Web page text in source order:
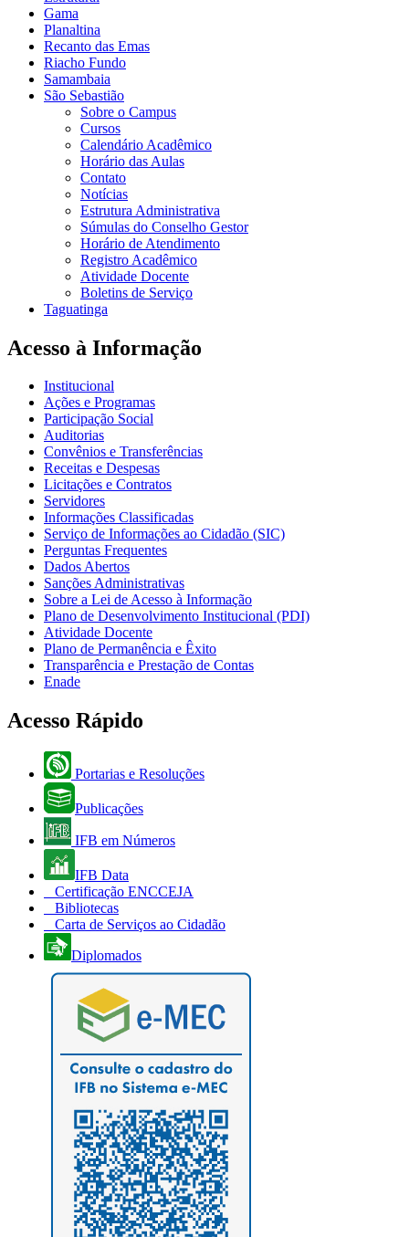
Gama
Planaltina
Recanto das Emas
Riacho Fundo
Samambaia
São Sebastião
Sobre o Campus
Cursos
Calendário Acadêmico
Horário das Aulas
Contato
Notícias
Estrutura Administrativa
Súmulas do Conselho Gestor
Horário de Atendimento
Registro Acadêmico
Atividade Docente
Boletins de Serviço
Taguatinga
Acesso à Informação
Institucional
Ações e Programas
Participação Social
Auditorias
Convênios e Transferências
Receitas e Despesas
Licitações e Contratos
Servidores
Informações Classificadas
Serviço de Informações ao Cidadão (SIC)
Perguntas Frequentes
Dados Abertos
Sanções Administrativas
Sobre a Lei de Acesso à Informação
Plano de Desenvolvimento Institucional (PDI)
Atividade Docente
Plano de Permanência e Êxito
Transparência e Prestação de Contas
Enade
Acesso Rápido
Portarias e Resoluções
Publicações
IFB em Números
IFB Data
Certificação ENCCEJA
Bibliotecas
Carta de Serviços ao Cidadão
Diplomados